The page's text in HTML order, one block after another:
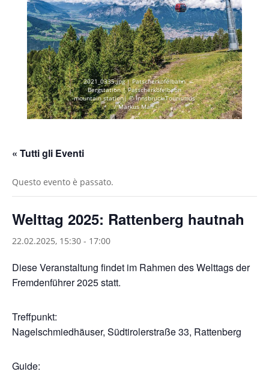
2021_0335.jpg | Patscherkofelbahn
Bergstation | Patscherkofelbahn
mountain station| © Innsbruck Tourismus
/ Markus Mair
« Tutti gli Eventi
Questo evento è passato.
Welttag 2025: Rattenberg hautnah
22.02.2025, 15:30 - 17:00
Diese Veranstaltung findet im Rahmen des Welttags der
Fremdenführer 2025 statt.
Treffpunkt:
Nagelschmiedhäuser, Südtirolerstraße 33, Rattenberg
Guide: